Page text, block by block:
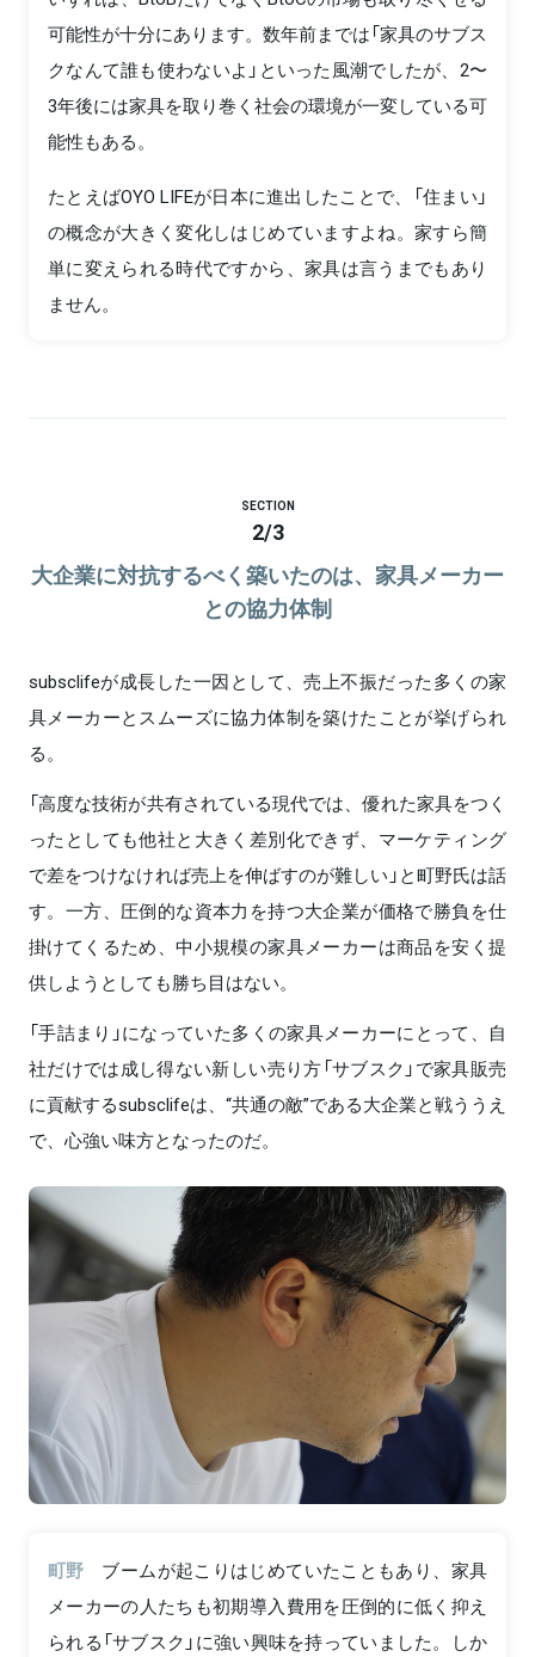
可能性が十分にあります。数年前までは「家具のサブス
クなんて誰も使わないよ」といった風潮でしたが、2〜
3年後には家具を取り巻く社会の環境が一変している可
能性もある。
たとえばOYO LIFEが日本に進出したことで、「住まい」
の概念が大きく変化しはじめていますよね。家すら簡
単に変えられる時代ですから、家具は言うまでもあり
ません。
SECTION
2/3
大企業に対抗するべく築いたのは、家具メーカー
との協力体制
subsclifeが成長した一因として、売上不振だった多くの家
具メーカーとスムーズに協力体制を築けたことが挙げられ
る。
「高度な技術が共有されている現代では、優れた家具をつく
ったとしても他社と大きく差別化できず、マーケティング
で差をつけなければ売上を伸ばすのが難しい」と町野氏は話
す。一方、圧倒的な資本力を持つ大企業が価格で勝負を仕
掛けてくるため、中小規模の家具メーカーは商品を安く提
供しようとしても勝ち目はない。
「手詰まり」になっていた多くの家具メーカーにとって、自
社だけでは成し得ない新しい売り方「サブスク」で家具販売
に貢献するsubsclifeは、“共通の敵”である大企業と戦ううえ
で、心強い味方となったのだ。
町野
ブームが起こりはじめていたこともあり、家具
メーカーの人たちも初期導入費用を圧倒的に低く抑え
られる「サブスク」に強い興味を持っていました。しか